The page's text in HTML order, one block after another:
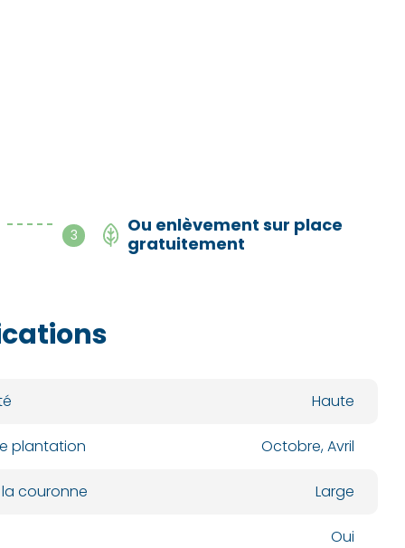
- - - - -
3
Ou enlèvement sur place
gratuitement
Haute
plantation Octobre, Avril
couronne Large
Oui